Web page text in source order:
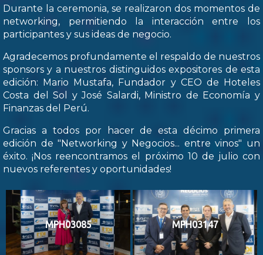
Durante la ceremonia, se realizaron dos momentos de
networking, permitiendo la interacción entre los
participantes y sus ideas de negocio.
Agradecemos profundamente el respaldo de nuestros
sponsors y a nuestros distinguidos expositores de esta
edición: Mario Mustafa, Fundador y CEO de Hoteles
Costa del Sol y José Salardi, Ministro de Economía y
Finanzas del Perú.
Gracias a todos por hacer de esta décimo primera
edición de "Networking y Negocios... entre vinos" un
éxito. ¡Nos reencontramos el próximo 10 de julio con
nuevos referentes y oportunidades!
MPH03085 MPH03147